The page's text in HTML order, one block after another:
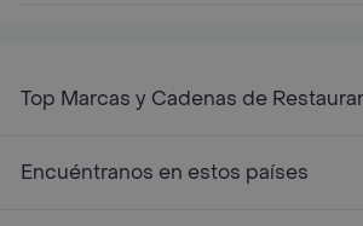
Top Marcas y Cadenas de
Encuéntranos en estos países